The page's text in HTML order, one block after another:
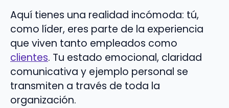
Aquí tienes una realidad incómoda: tú,
como líder, eres parte de la experiencia
que viven tanto empleados como
clientes. Tu estado emocional, claridad
comunicativa y ejemplo personal se
transmiten a través de toda la
organización.